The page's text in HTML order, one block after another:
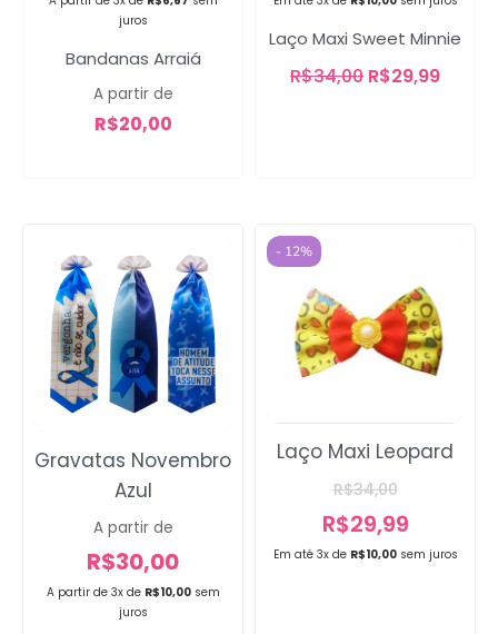
juros
Bandanas Arraiá
A partir de
R$20,00
Laço Maxi Sweet Minnie
R$34,00 R$29,99
A partir de 3x de R$10,00 sem
juros
Gravatas Novembro
Azul
A partir de
R$30,00
- 12%
Em até 3x de R$10,00 sem juros
Laço Maxi Leopard
R$34,00
R$29,99